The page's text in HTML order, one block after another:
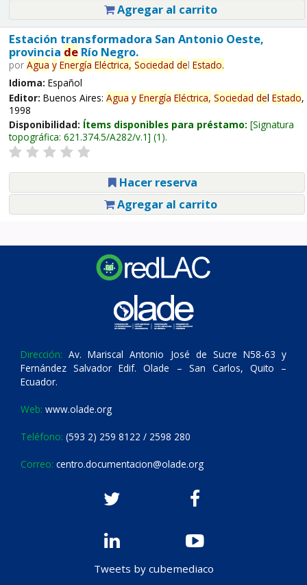
Agregar al carrito
Estación transformadora San Antonio Oeste,
provincia deRío Negro.
por Agua y Energía Eléctrica, Sociedad del Estado.
Idioma: Español
Editor: Buenos Aires: Agua y Energía Eléctrica, Sociedad del Estado,
1998
Disponibilidad: Ítems disponibles para préstamo: Signatura
topográfica: 621.374.5/A282/v.1 (1).
Hacer reserva
Agregar al carrito
Dirección: Av. Mariscal Antonio José de Sucre N58-63 y
Fernández Salvador Edif. Olade – San Carlos, Quito –
Ecuador.
Web: www.olade.org
Teléfono: (593 2) 259 8122 / 2598 280
Correo: centro.documentacion@olade.org
Tweets by cubemediaco